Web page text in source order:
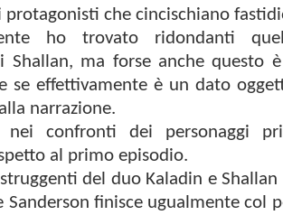
protagonisti che cincischiano
ho trovato ridondanti
Shallan, ma forse anche questo
se effettivamente è un dato
narrazione.
nei confronti dei personaggi
al primo episodio.
del duo Kaladin e
Sanderson finisce ugualmente col